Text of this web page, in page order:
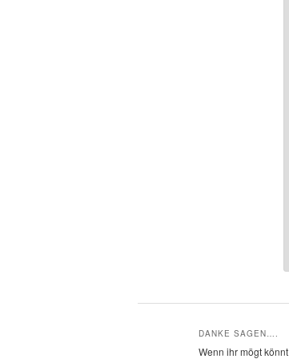
DANKE SAGEN….
Wenn ihr mögt